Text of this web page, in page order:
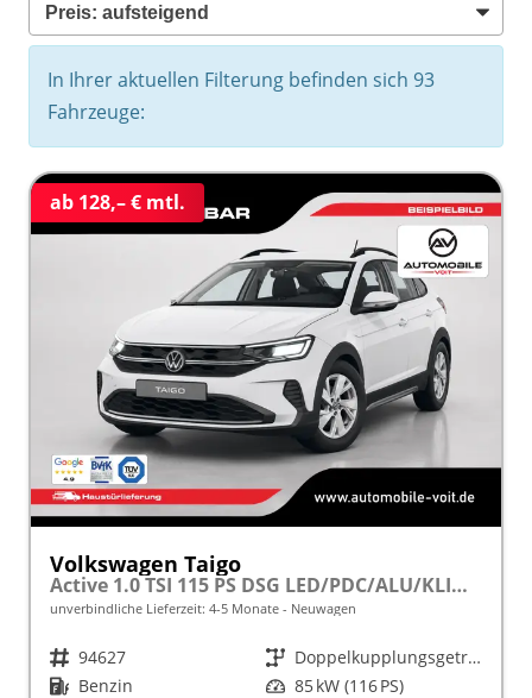
In Ihrer aktuellen Filterung befinden sich 93
Fahrzeuge:
ab 128,– € mtl.
Volkswagen Taigo
Active 1.0 TSI 115 PS DSG LED/PDC/ALU/KLIMA frei konfigurierbar!
unverbindliche Lieferzeit: 4-5 Monate Neuwagen
Fahrzeugnr. 94627 Getriebe
Doppelkupplungsgetriebe (DSG)
Kraftstoff Benzin Leistung 85 kW (116 PS)